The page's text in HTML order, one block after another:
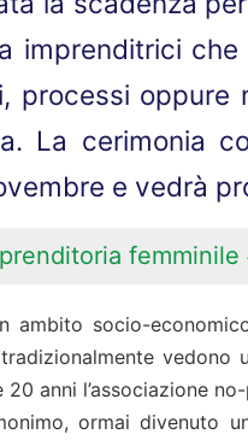
imprenditrici
processi oppure
La cerimonia
e vedrà
femminile
ambito socio-
vedono
anni l’associazione
ormai divenuto